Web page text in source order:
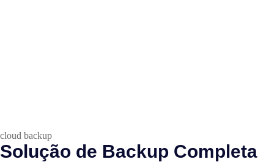
cloud backup
Solução de Backup Completa